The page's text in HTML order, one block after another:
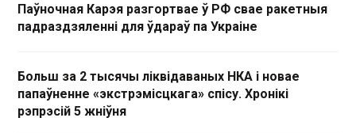
Паўночная Карэя разгортвае ў РФ свае ракетныя
падраздзяленні для ўдараў па Украіне
Больш за 2 тысячы ліквідаваных НКА і новае
папаўненне «экстрэмісцкага» спісу. Хронікі
рэпрэсій 5 жніўня